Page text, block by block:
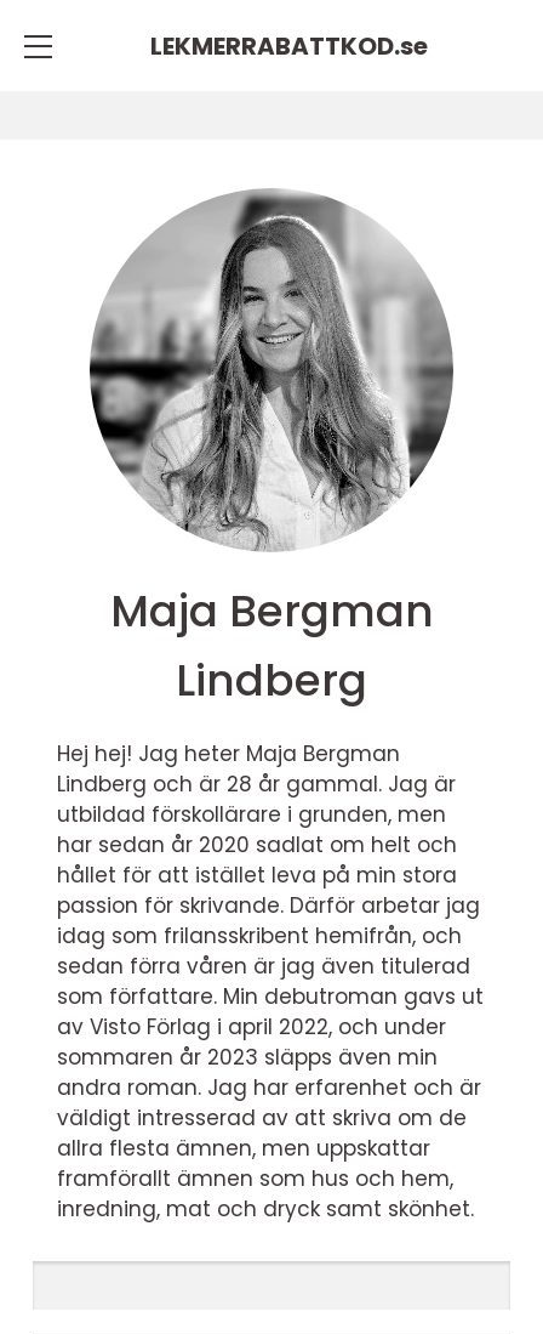
LEKMERRABATTKOD.se
Maja Bergman
Lindberg
Hej hej! Jag heter Maja Bergman
Lindberg och är 28 år gammal. Jag är
utbildad förskollärare i grunden, men
har sedan år 2020 sadlat om helt och
hållet för att istället leva på min stora
passion för skrivande. Därför arbetar jag
idag som frilansskribent hemifrån, och
sedan förra våren är jag även titulerad
som författare. Min debutroman gavs ut
av Visto Förlag i april 2022, och under
sommaren år 2023 släpps även min
andra roman. Jag har erfarenhet och är
väldigt intresserad av att skriva om de
allra flesta ämnen, men uppskattar
framförallt ämnen som hus och hem,
inredning, mat och dryck samt skönhet.